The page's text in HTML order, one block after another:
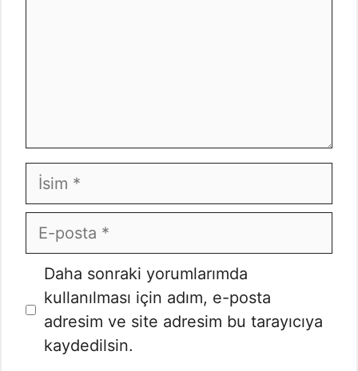
İsim
E-
posta
İnternet
sitesi
Daha sonraki yorumlarımda
kullanılması için adım, e-posta
adresim ve site adresim bu tarayıcıya
kaydedilsin.